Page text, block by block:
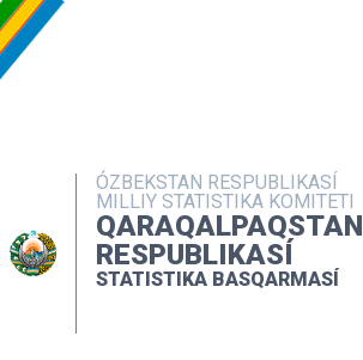
ÓZBEKSTAN RESPUBLIKASÍ
MILLIY STATISTIKA KOMITETI
QARAQALPAQSTAN
RESPUBLIKASÍ
STATISTIKA BASQARMASÍ
INTERAKTIV XIZMETLER
MÁLIMLEME XIZMETI
MÚRÁJAATLAR